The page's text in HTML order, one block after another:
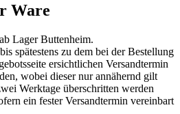
Ware
Lager Buttenheim.
spätestens zu dem bei der Bestellung
ersichtlichen Versandtermin
wobei dieser nur annähernd gilt
Werktage überschritten werden
ein fester Versandtermin vereinbart